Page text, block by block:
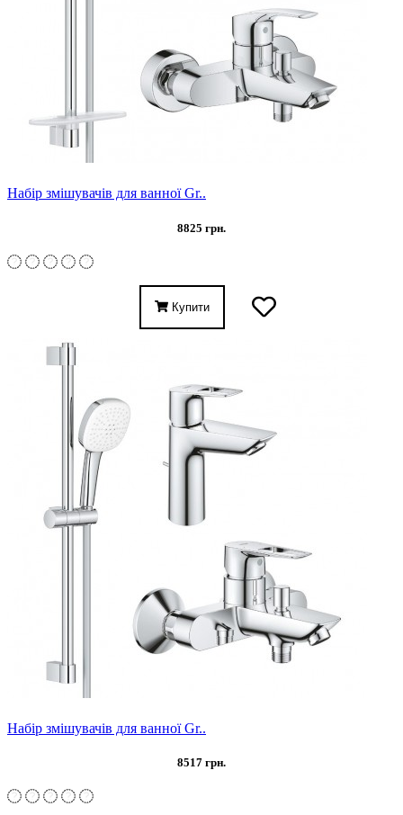
Набір змішувачів для ванної Gr..
8825 грн.
Купити
Набір змішувачів для ванної Gr..
8517 грн.